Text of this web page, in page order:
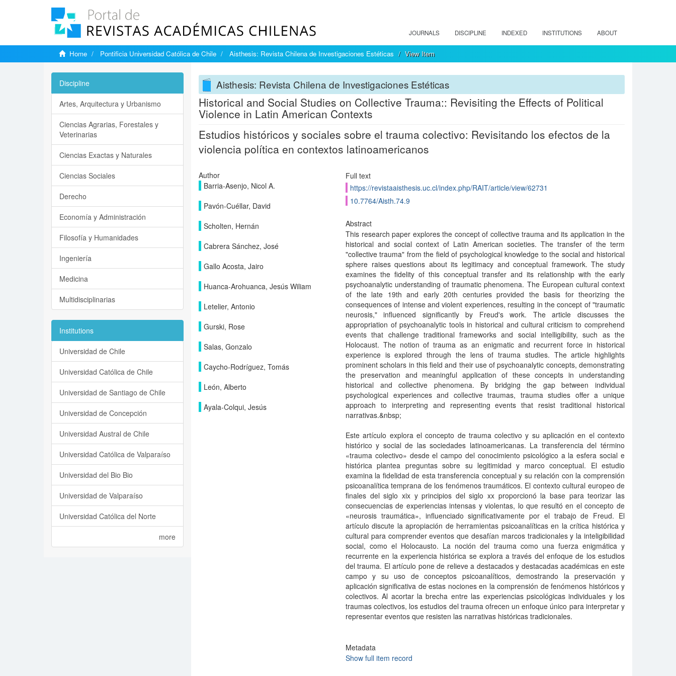
JOURNALS DISCIPLINE INDEXED INSTITUTIONS ABOUT
Home Pontificia Universidad Católica de Chile Aisthesis: Revista Chilena de Investigaciones Estéticas View Item
Aisthesis: Revista Chilena de Investigaciones Estéticas
Historical and Social Studies on Collective Trauma:: Revisiting the Effects of Political
Violence in Latin American Contexts
Estudios históricos y sociales sobre el trauma colectivo: Revisitando los efectos de la
violencia política en contextos latinoamericanos
Author
Barria-Asenjo, Nicol A.
Pavón-Cuéllar, David
Scholten, Hernán
Cabrera Sánchez, José
Gallo Acosta, Jairo
Huanca-Arohuanca, Jesús Wiliam
Letelier, Antonio
Gurski, Rose
Salas, Gonzalo
Caycho-Rodríguez, Tomás
León, Alberto
Ayala-Colqui, Jesús
Full text
https://revistaaisthesis.uc.cl/index.php/RAIT/article/view/62731
10.7764/Aisth.74.9
Abstract
This research paper explores the concept of collective trauma and its application in the
historical and social context of Latin American societies. The transfer of the term
"collective trauma" from the field of psychological knowledge to the social and historical
sphere raises questions about its legitimacy and conceptual framework. The study
examines the fidelity of this conceptual transfer and its relationship with the early
psychoanalytic understanding of traumatic phenomena. The European cultural context
of the late 19th and early 20th centuries provided the basis for theorizing the
consequences of intense and violent experiences, resulting in the concept of "traumatic
neurosis," influenced significantly by Freud's work. The article discusses the
appropriation of psychoanalytic tools in historical and cultural criticism to comprehend
events that challenge traditional frameworks and social intelligibility, such as the
Holocaust. The notion of trauma as an enigmatic and recurrent force in historical
experience is explored through the lens of trauma studies. The article highlights
prominent scholars in this field and their use of psychoanalytic concepts, demonstrating
the preservation and meaningful application of these concepts in understanding
historical and collective phenomena. By bridging the gap between individual
psychological experiences and collective traumas, trauma studies offer a unique
approach to interpreting and representing events that resist traditional historical
narrativas.&nbsp;
Este artículo explora el concepto de trauma colectivo y su aplicación en el contexto
histórico y social de las sociedades latinoamericanas. La transferencia del término
«trauma colectivo» desde el campo del conocimiento psicológico a la esfera social e
histórica plantea preguntas sobre su legitimidad y marco conceptual. El estudio
examina la fidelidad de esta transferencia conceptual y su relación con la comprensión
psicoanalítica temprana de los fenómenos traumáticos. El contexto cultural europeo de
finales del siglo xix y principios del siglo xx proporcionó la base para teorizar las
consecuencias de experiencias intensas y violentas, lo que resultó en el concepto de
«neurosis traumática», influenciado significativamente por el trabajo de Freud. El
artículo discute la apropiación de herramientas psicoanalíticas en la crítica histórica y
cultural para comprender eventos que desafían marcos tradicionales y la inteligibilidad
social, como el Holocausto. La noción del trauma como una fuerza enigmática y
recurrente en la experiencia histórica se explora a través del enfoque de los estudios
del trauma. El artículo pone de relieve a destacados y destacadas académicas en este
campo y su uso de conceptos psicoanalíticos, demostrando la preservación y
aplicación significativa de estas nociones en la comprensión de fenómenos históricos y
colectivos. Al acortar la brecha entre las experiencias psicológicas individuales y los
traumas colectivos, los estudios del trauma ofrecen un enfoque único para interpretar y
representar eventos que resisten las narrativas históricas tradicionales.
Metadata
Show full item record
Discipline
Artes, Arquitectura y Urbanismo
Ciencias Agrarias, Forestales y
Veterinarias
Ciencias Exactas y Naturales
Ciencias Sociales
Derecho
Economía y Administración
Filosofía y Humanidades
Ingeniería
Medicina
Multidisciplinarias
Institutions
Universidad de Chile
Universidad Católica de Chile
Universidad de Santiago de Chile
Universidad de Concepción
Universidad Austral de Chile
Universidad Católica de Valparaíso
Universidad del Bio Bio
Universidad de Valparaíso
Universidad Católica del Norte
more